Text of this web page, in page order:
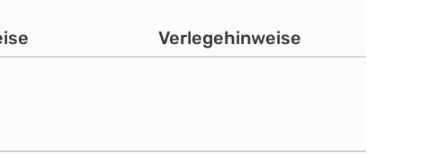
Verlegehinweise